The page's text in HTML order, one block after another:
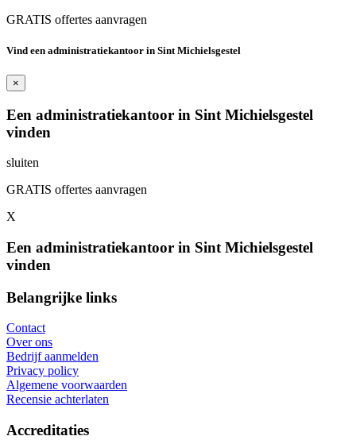
GRATIS offertes aanvragen
Vind een administratiekantoor in Sint Michielsgestel
×
Een administratiekantoor in Sint Michielsgestel
vinden
sluiten
GRATIS offertes aanvragen
X
Een administratiekantoor in Sint Michielsgestel
vinden
Belangrijke links
Contact
Over ons
Bedrijf aanmelden
Privacy policy
Algemene voorwaarden
Recensie achterlaten
Accreditaties